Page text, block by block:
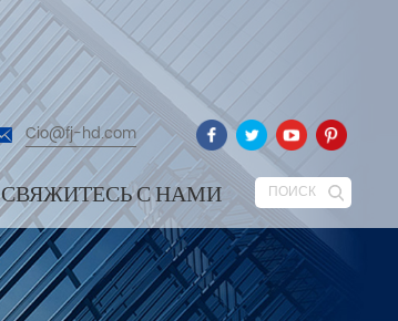
Cio@fj-hd.com
СВЯЖИТЕСЬ С НАМИ ПОИСК